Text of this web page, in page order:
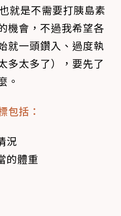
就是不需要打胰島素
機會，不過我希望各
就一頭鑽入、過度執
多太多了），要先了
。
包括：
況
的體重